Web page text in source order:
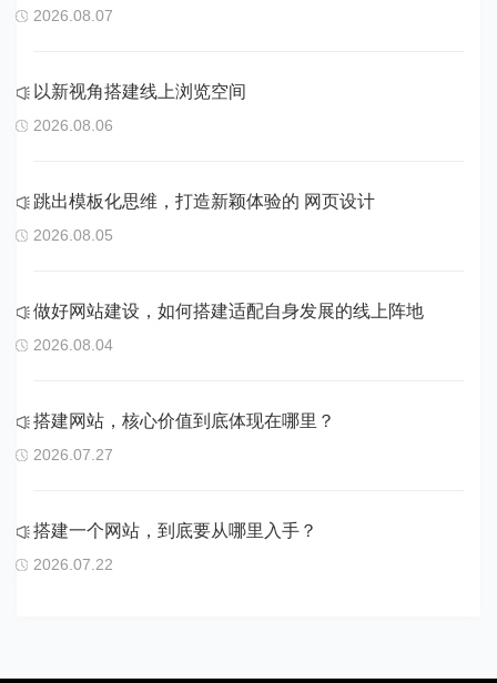
2026.08.07
以新视角搭建线上浏览空间
2026.08.06
跳出模板化思维，打造新颖体验的 网页设计
2026.08.05
做好网站建设，如何搭建适配自身发展的线上阵地
2026.08.04
搭建网站，核心价值到底体现在哪里？
2026.07.27
搭建一个网站，到底要从哪里入手？
2026.07.22